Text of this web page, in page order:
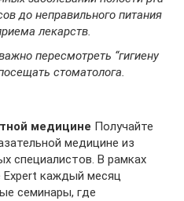
до неправильного питания
лекарств.
пересмотреть “гигиену
стоматолога.
медицине Получайте
медицине из
специалистов. В рамках
каждый месяц
семинары, где